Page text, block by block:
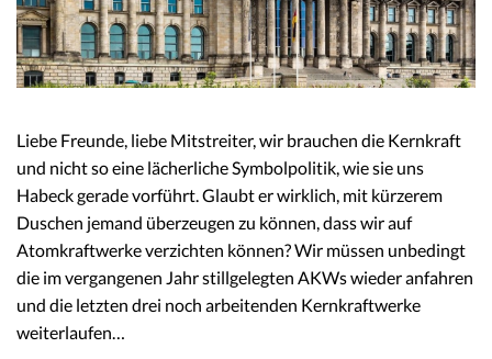
Liebe Freunde, liebe Mitstreiter, wir brauchen die Kernkraft
und nicht so eine lächerliche Symbolpolitik, wie sie uns
Habeck gerade vorführt. Glaubt er wirklich, mit kürzerem
Duschen jemand überzeugen zu können, dass wir auf
Atomkraftwerke verzichten können? Wir müssen unbedingt
die im vergangenen Jahr stillgelegten AKWs wieder anfahren
und die letzten drei noch arbeitenden Kernkraftwerke
weiterlaufen…